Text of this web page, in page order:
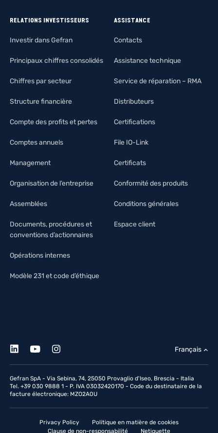
RELATIONS INVESTISSEURS
Investir dans Gefran
Principaux chiffres consolidés
Chiffres par secteur
Structure financière
Compte des profits et pertes
Comptes annuels
Management
Organisation de l’entreprise
Assemblées
Documents, procédures et
conventions d’actionnaires
Opérations internes
Modèle 231 et code d’éthique
ASSISTANCE
Contacts
Assistance technique
Service de réparation – RMA
Distributeurs
Certifications
File IO-Link
Certificats
Conformité des produits
Conditions générales
Espace client
Gefran SpA - Via Sebina, 74, 25050 Provaglio d'Iseo, Brescia - Italia
Tel. +39 030 9888 1 - P. IVA 03032420170 - Code du destinataire de la
facture électronique: MZO2A0U
Français
Privacy Policy
Politique en matière de cookies
Clause de non-responsabilité
Netiquette